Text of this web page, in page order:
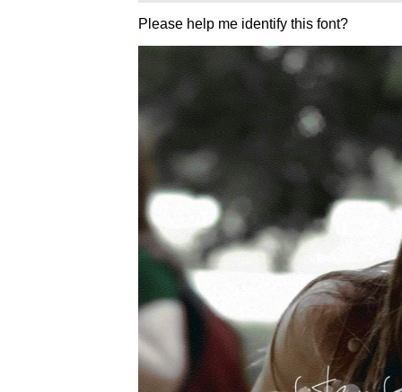
Please help me identify this font?